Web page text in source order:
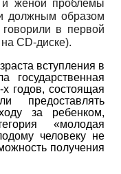
женой проблемы
должным образом
в первой
CD-диске).
вступления в
государственная
годов, состоящая
за ребенком,
«молодая
человеку не
получения